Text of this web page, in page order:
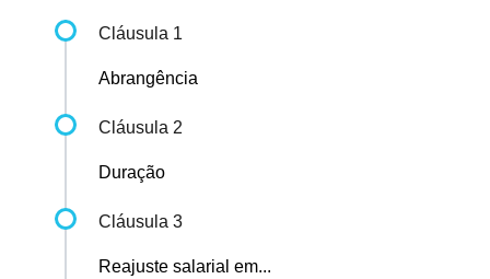
Cláusula 1
Abrangência
Cláusula 2
Duração
Cláusula 3
Reajuste salarial em...